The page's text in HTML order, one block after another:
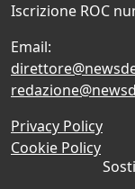
Iscrizione ROC
Email:
Privacy Policy
Cookie Policy